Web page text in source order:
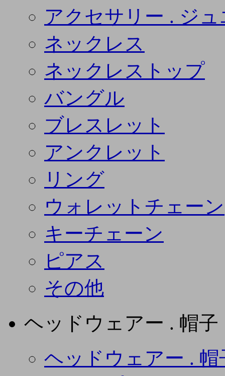
アクセサリー . ジ
ネックレス
ネックレストップ
バングル
ブレスレット
アンクレット
リング
ウォレットチェーン
キーチェーン
ピアス
その他
ヘッドウェアー . 帽子
ヘッドウェアー . 帽